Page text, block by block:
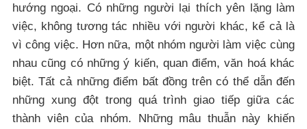
hướng ngoại. Có những người lại thích yên lặng làm
việc, không tương tác nhiều với người khác, kể cả là
vì công việc. Hơn nữa, một nhóm người làm việc cùng
nhau cũng có những ý kiến, quan điểm, văn hoá khác
biệt. Tất cả những điểm bất đồng trên có thể dẫn đến
những xung đột trong quá trình giao tiếp giữa các
thành viên của nhóm. Những mâu thuẫn này khiến